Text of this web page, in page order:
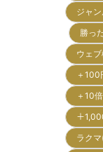
ジャ
勝っ
ウェ
＋
＋10
＋
ラク